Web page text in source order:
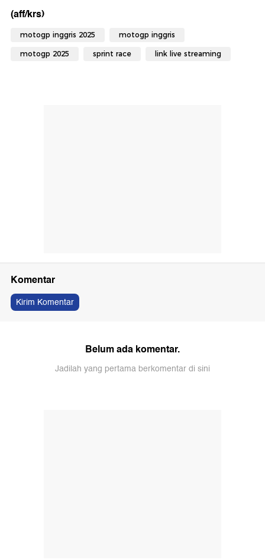
(aff/krs)
motogp inggris 2025 motogp inggris
motogp 2025 sprint race link live streaming
Komentar
Kirim Komentar
Belum ada komentar.
Jadilah yang pertama berkomentar di sini